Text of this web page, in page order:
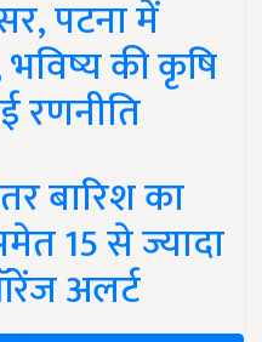
पटना में
की कृषि
रणनीति
बारिश का
15 से ज्यादा
अलर्ट